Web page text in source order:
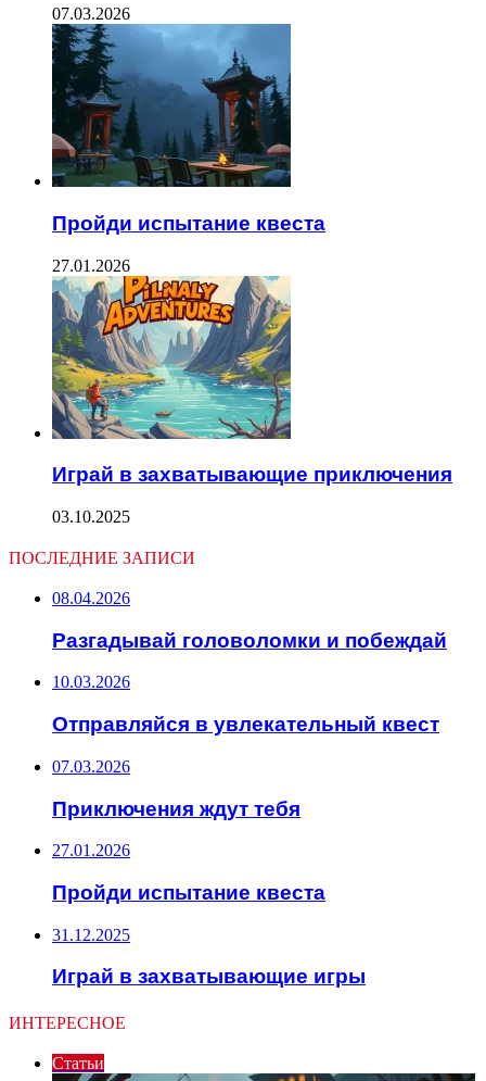
07.03.2026
Пройди испытание квеста
27.01.2026
Играй в захватывающие приключения
03.10.2025
ПОСЛЕДНИЕ ЗАПИСИ
08.04.2026
Разгадывай головоломки и побеждай
10.03.2026
Отправляйся в увлекательный квест
07.03.2026
Приключения ждут тебя
27.01.2026
Пройди испытание квеста
31.12.2025
Играй в захватывающие игры
ИНТЕРЕСНОЕ
Статьи